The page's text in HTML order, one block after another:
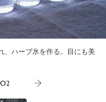
、ハーブ氷を作る。目にも美
02